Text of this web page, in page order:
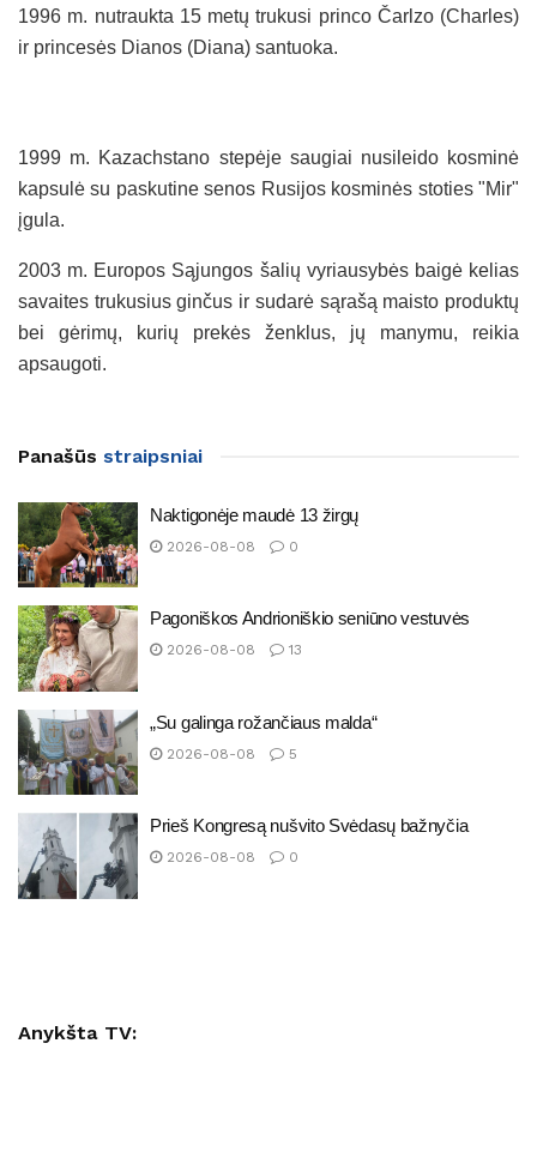
1996 m. nutraukta 15 metų trukusi princo Čarlzo (Charles)
ir princesės Dianos (Diana) santuoka.
1999 m. Kazachstano stepėje saugiai nusileido kosminė
kapsulė su paskutine senos Rusijos kosminės stoties "Mir"
įgula.
2003 m. Europos Sąjungos šalių vyriausybės baigė kelias
savaites trukusius ginčus ir sudarė sąrašą maisto produktų
bei gėrimų, kurių prekės ženklus, jų manymu, reikia
apsaugoti.
Panašūs straipsniai
Naktigonėje maudė 13 žirgų
2026-08-08 0
Pagoniškos Andrioniškio seniūno vestuvės
2026-08-08 13
„Su galinga rožančiaus malda“
2026-08-08 5
Prieš Kongresą nušvito Svėdasų bažnyčia
2026-08-08 0
Anykšta TV: